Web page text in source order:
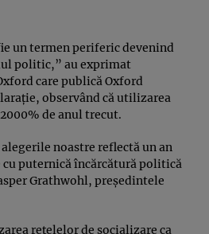
un termen periferic devenind
politic,” au exprimat
care publică Oxford
observând că utilizarea
de anul trecut.
noastre reflectă un an
puternică încărcătură politică
Grathwohl, preşedintele
reţelelor de socializare ca